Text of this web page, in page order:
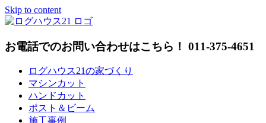
Skip to content
お電話でのお問い合わせはこちら！ 011-375-4651
ログハウス21の家づくり
マシンカット
ハンドカット
ポスト＆ビーム
施工事例